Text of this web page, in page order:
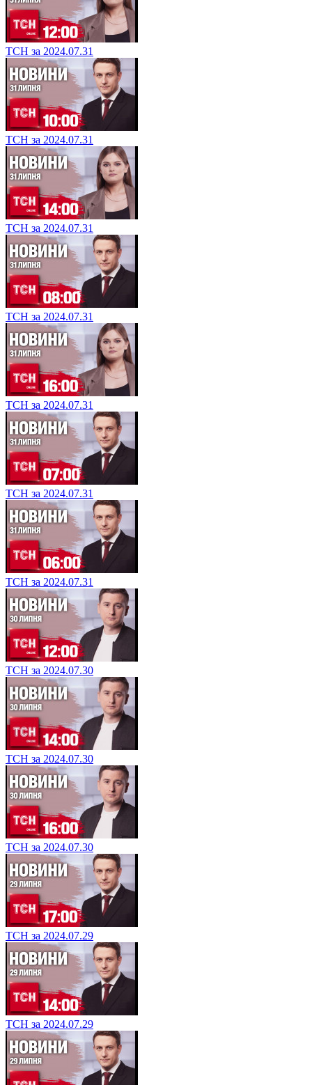
ТСН за 2024.07.31
ТСН за 2024.07.31
ТСН за 2024.07.31
ТСН за 2024.07.31
ТСН за 2024.07.31
ТСН за 2024.07.31
ТСН за 2024.07.31
ТСН за 2024.07.30
ТСН за 2024.07.30
ТСН за 2024.07.30
ТСН за 2024.07.29
ТСН за 2024.07.29